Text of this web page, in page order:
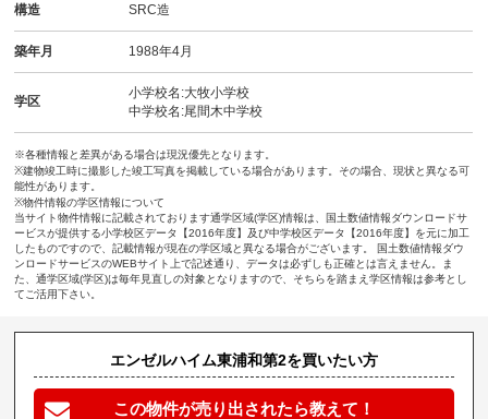
構造 SRC造
築年月 1988年4月
学区
小学校名:大牧小学校
中学校名:尾間木中学校
※各種情報と差異がある場合は現況優先となります。
※建物竣工時に撮影した竣工写真を掲載している場合があります。その場合、現状と異なる可
能性があります。
※物件情報の学区情報について
当サイト物件情報に記載されております通学区域(学区)情報は、国土数値情報ダウンロードサ
ービスが提供する小学校区データ【2016年度】及び中学校区データ【2016年度】を元に加工
したものですので、記載情報が現在の学区域と異なる場合がございます。 国土数値情報ダウ
ンロードサービスのWEBサイト上で記述通り、データは必ずしも正確とは言えません。ま
た、通学区域(学区)は毎年見直しの対象となりますので、そちらを踏まえ学区情報は参考とし
てご活用下さい。
エンゼルハイム東浦和第2を買いたい方
この物件が売り出されたら教えて！